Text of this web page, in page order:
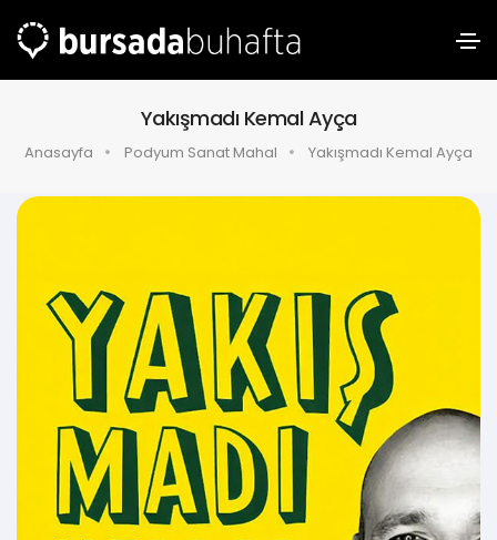
Yakışmadı Kemal Ayça
Anasayfa Podyum Sanat Mahal Yakışmadı Kemal Ayça